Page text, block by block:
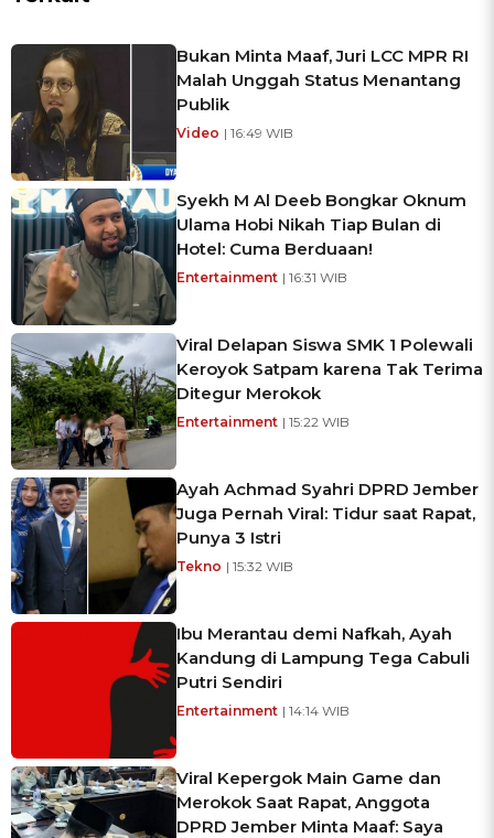
Bukan Minta Maaf, Juri LCC MPR RI
Malah Unggah Status Menantang
Publik
Video | 16:49 WIB
Syekh M Al Deeb Bongkar Oknum
Ulama Hobi Nikah Tiap Bulan di
Hotel: Cuma Berduaan!
Entertainment | 16:31 WIB
Viral Delapan Siswa SMK 1 Polewali
Keroyok Satpam karena Tak Terima
Ditegur Merokok
Entertainment | 15:22 WIB
Ayah Achmad Syahri DPRD Jember
Juga Pernah Viral: Tidur saat Rapat,
Punya 3 Istri
Tekno | 15:32 WIB
Ibu Merantau demi Nafkah, Ayah
Kandung di Lampung Tega Cabuli
Putri Sendiri
Entertainment | 14:14 WIB
Viral Kepergok Main Game dan
Merokok Saat Rapat, Anggota
DPRD Jember Minta Maaf: Saya